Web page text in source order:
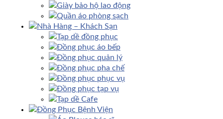
Giày bảo hộ lao động
Quần áo phòng sạch
Nhà Hàng – Khách Sạn
Tạp dề đồng phục
Đồng phục áo bếp
Đồng phục quản lý
Đồng phục pha chế
Đồng phục phục vụ
Đồng phục tạp vụ
Tạp dề Cafe
Đồng Phục Bệnh Viện